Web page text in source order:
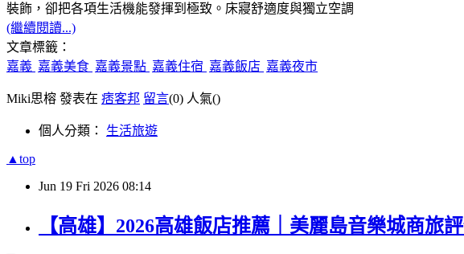
裝飾，卻把各項生活機能發揮到極致。床寢舒適度與獨立空調
(繼續閱讀...)
文章標籤：
嘉義 嘉義美食 嘉義景點 嘉義住宿 嘉義飯店 嘉義夜市
Miki思榕 發表在 痞客邦 留言(0) 人氣()
個人分類： 生活旅遊
▲top
Jun 19 Fri 2026 08:14
【高雄】2026高雄飯店推薦｜美麗島音樂城商